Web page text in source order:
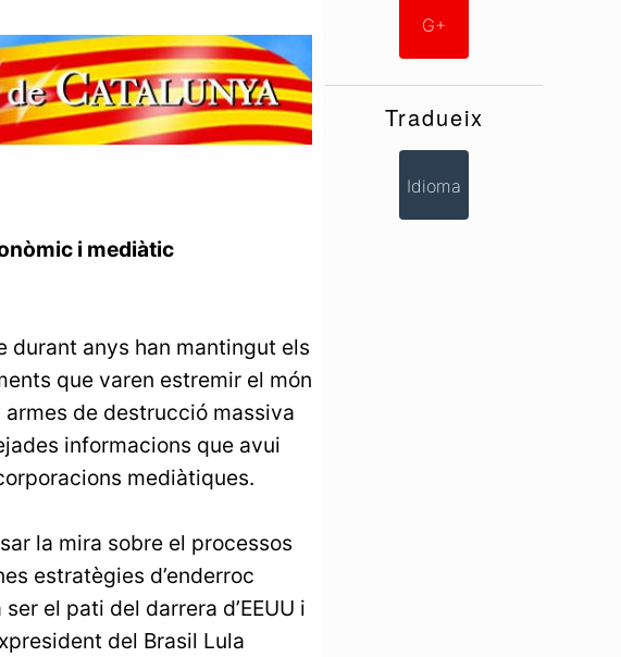
i mediàtic
durant anys han mantingut els
que varen estremir el món
de destrucció massiva
informacions que avui
mediàtiques.
la mira sobre el processos
estratègies d’enderroc
el pati del darrera d’EEUU i
del Brasil Lula
G+
Tradueix
Idioma